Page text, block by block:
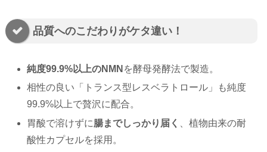
品質へのこだわりがケタ違い！
純度99.9%以上のNMN を酵母発酵法で製造。
相性の良い「トランス型レスベラトロール」も純度
99.9%以上で贅沢に配合。
胃酸で溶けずに腸までしっかり届く
、植物由来の耐
酸性カプセルを採用。